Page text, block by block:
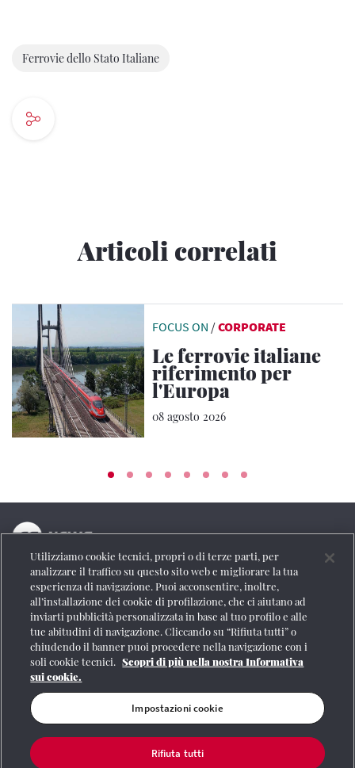
Ferrovie dello Stato Italiane
Articoli correlati
FOCUS ON /CORPORATE
Le ferrovie italiane
riferimento per
l'Europa
08 agosto 2026
La testata online del Gruppo FS Italiane
Social
Se vuoi contattarci o avere altre informazioni
CONTATTI
Registrazione Tribunale di Roma n° 204/2009
Utilizziamo cookie tecnici, propri o di terze parti, per
analizzare il traffico su questo sito web e migliorare la tua
esperienza di navigazione. Puoi acconsentire, inoltre,
all’installazione dei cookie di profilazione, che ci aiutano ad
inviarti pubblicità personalizzata in base al tuo profilo e alle
tue abitudini di navigazione. Cliccando su “Rifiuta tutti” o
chiudendo il banner puoi procedere nella navigazione con i
soli cookie tecnici. Scopri di più nella nostra Informativa
sui cookie.
Impostazioni cookie
Rifiuta tutti